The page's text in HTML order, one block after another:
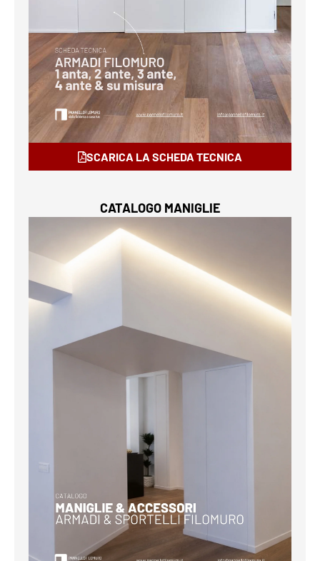
SCARICA LA SCHEDA TECNICA
CATALOGO MANIGLIE